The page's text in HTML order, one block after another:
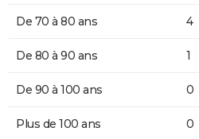
De 70 à 80 ans 4
De 80 à 90 ans 1
De 90 à 100 ans 0
Plus de 100 ans 0